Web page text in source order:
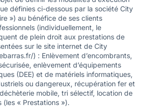
définies ci-dessous par la société City
») au bénéfice de ses clients
(individuellement, le
de plein droit aux prestations de
sur le site internet de City
) : Enlèvement d’encombrants,
enlèvement d’équipements
(DEE) et de matériels informatiques,
ou dangereux, récupération fer et
mobile, tri sélectif, location de
« Prestations »).